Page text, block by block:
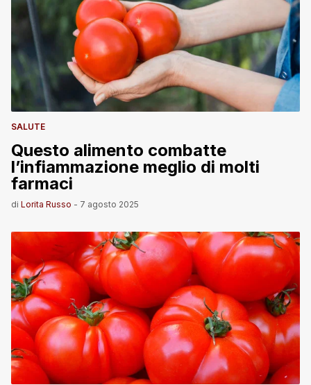
SALUTE
Questo alimento combatte
l’infiammazione meglio di molti
farmaci
di Lorita Russo - 7 agosto 2025